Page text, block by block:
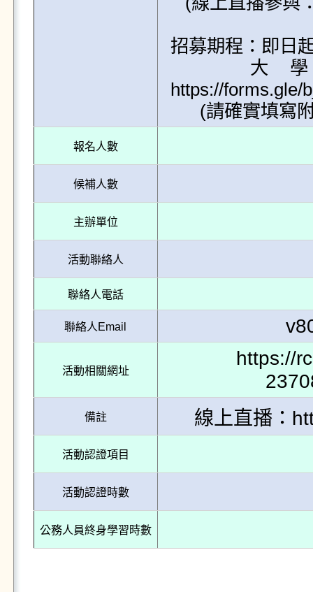
招募期程：即日
https://forms.gle/
(請確實
報名人數
候補人數
主辦單位
活動聯絡人
聯絡人電話
聯絡人Email
活動相關網址
https://
備註 線上直播：
活動認證項目
活動認證時數
公務人員終身學習時數